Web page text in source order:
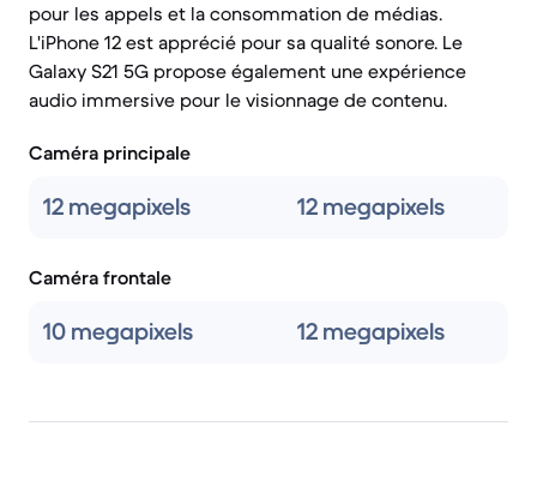
pour les appels et la consommation de médias.
L'iPhone 12 est apprécié pour sa qualité sonore. Le
Galaxy S21 5G propose également une expérience
audio immersive pour le visionnage de contenu.
Caméra principale
12 megapixels 12 megapixels
Caméra frontale
10 megapixels 12 megapixels